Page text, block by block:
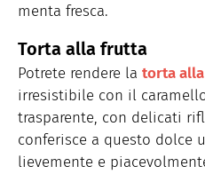
menta fresca.
Torta alla frutta
Potrete rendere la torta
irresistibile con il
trasparente, con delicati
conferisce a questo dolce
lievemente e